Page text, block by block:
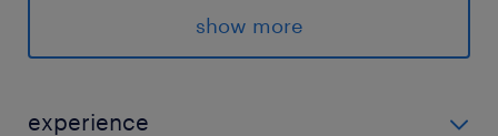
30代〜50代を中心に幅広い年代が活躍中。
未経験からスタートした方も多数在籍中です。
☆事前の職場見学も大歓迎です！
show more
experience